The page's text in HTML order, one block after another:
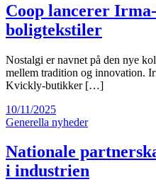
Coop lancerer
boligtekstiler
Nostalgi er navnet på den nye
mellem tradition og innovation.
Kvickly-butikker […]
10/11/2025
Generella nyheder
Nationale
i industrien